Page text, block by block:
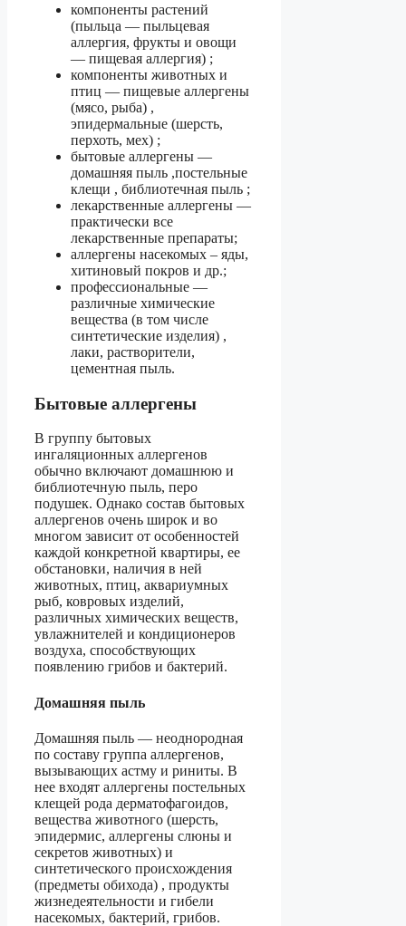
компоненты растений
(пыльца — пыльцевая
аллергия, фрукты и овощи
— пищевая аллергия) ;
компоненты животных и
птиц — пищевые аллергены
(мясо, рыба) ,
эпидермальные (шерсть,
перхоть, мех) ;
бытовые аллергены —
домашняя пыль ,постельные
клещи , библиотечная пыль ;
лекарственные аллергены —
практически все
лекарственные препараты;
аллергены насекомых – яды,
хитиновый покров и др.;
профессиональные —
различные химические
вещества (в том числе
синтетические изделия) ,
лаки, растворители,
цементная пыль.
Бытовые аллергены
В группу бытовых
ингаляционных аллергенов
обычно включают домашнюю и
библиотечную пыль, перо
подушек. Однако состав бытовых
аллергенов очень широк и во
многом зависит от особенностей
каждой конкретной квартиры, ее
обстановки, наличия в ней
животных, птиц, аквариумных
рыб, ковровых изделий,
различных химических веществ,
увлажнителей и кондиционеров
воздуха, способствующих
появлению грибов и бактерий.
Домашняя пыль
Домашняя пыль — неоднородная
по составу группа аллергенов,
вызывающих астму и риниты. В
нее входят аллергены постельных
клещей рода дерматофагоидов,
вещества животного (шерсть,
эпидермис, аллергены слюны и
секретов животных) и
синтетического происхождения
(предметы обихода) , продукты
жизнедеятельности и гибели
насекомых, бактерий, грибов.